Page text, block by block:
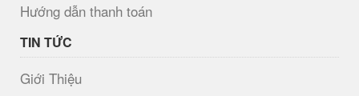
Hướng dẫn thanh toán
TIN TỨC
Giới Thiệu